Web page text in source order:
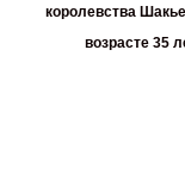
королевства
возрасте 35